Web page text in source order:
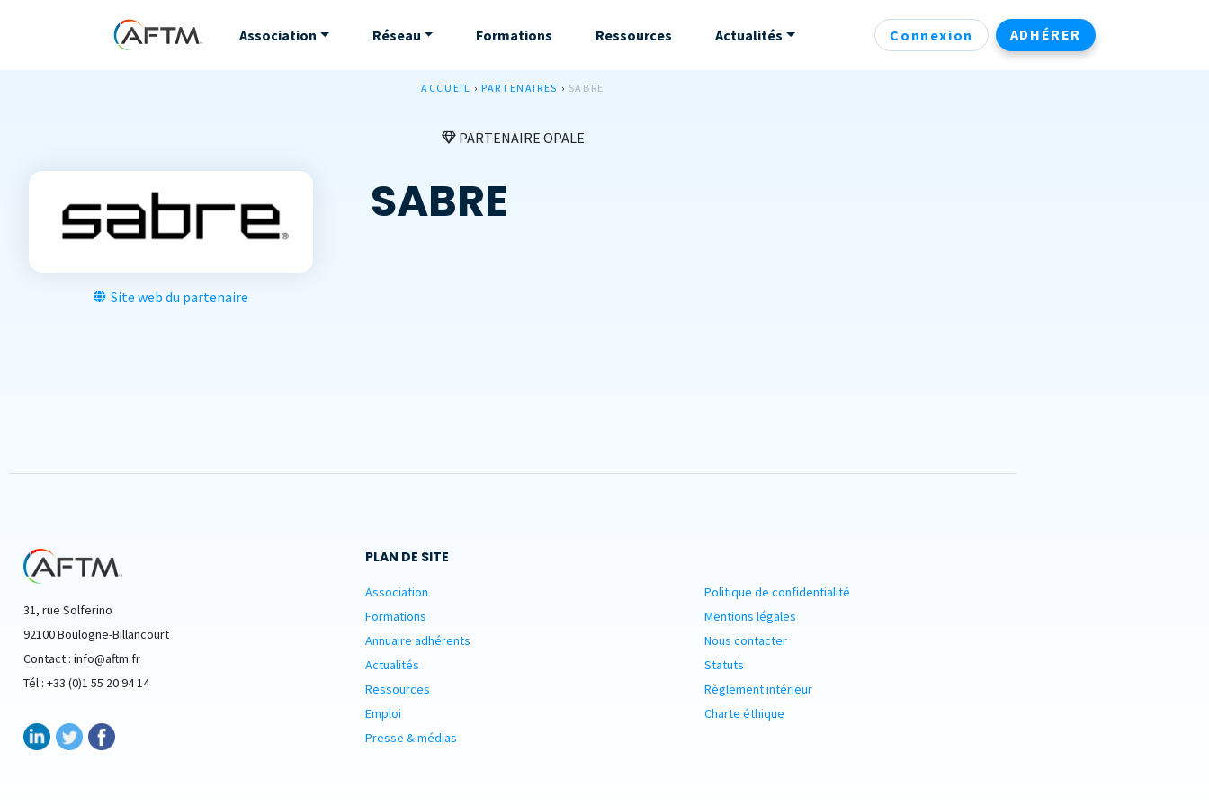
Association Réseau Formations Ressources Actualités Connexion ADHÉRER
ACCUEIL ›PARTENAIRES › SABRE
PARTENAIRE OPALE
Site web du partenaire
SABRE
31, rue Solferino
92100 Boulogne-Billancourt
Contact : info@aftm.fr
Tél : +33 (0)1 55 20 94 14
PLAN DE SITE
Association
Formations
Annuaire adhérents
Actualités
Ressources
Emploi
Presse & médias
Politique de confidentialité
Mentions légales
Nous contacter
Statuts
Règlement intérieur
Charte éthique